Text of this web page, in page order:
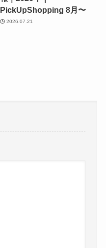
PickUpShopping 8月〜
2026.07.21